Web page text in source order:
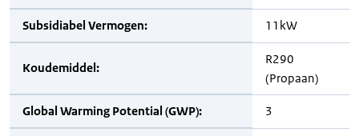
Subsidiabel Vermogen: 11kW
Koudemiddel:
R290
(Propaan)
Global Warming Potential (GWP): 3